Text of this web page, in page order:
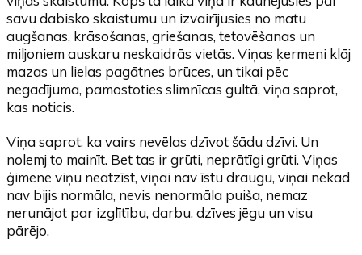
savu dabisko skaistumu un izvairījusies no matu
augšanas, krāsošanas, griešanas, tetovēšanas un
miljoniem auskaru neskaidrās vietās. Viņas ķermeni klāj
mazas un lielas pagātnes brūces, un tikai pēc
negadījuma, pamostoties slimnīcas gultā, viņa saprot,
kas noticis.
Viņa saprot, ka vairs nevēlas dzīvot šādu dzīvi. Un
nolemj to mainīt. Bet tas ir grūti, neprātīgi grūti. Viņas
ģimene viņu neatzīst, viņai nav īstu draugu, viņai nekad
nav bijis normāla, nevis nenormāla puiša, nemaz
nerunājot par izglītību, darbu, dzīves jēgu un visu
pārējo.